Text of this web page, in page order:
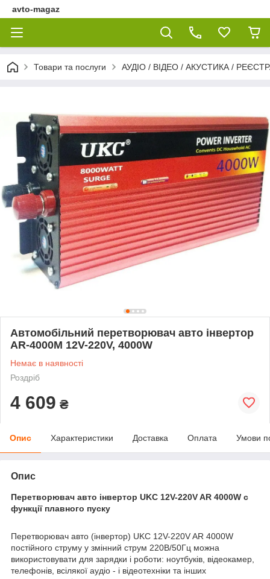
avto-magaz
Товари та послуги АУДІО / ВІДЕО / АКУСТИКА /
Автомобільний перетворювач авто інвертор
AR-4000M 12V-220V, 4000W
Немає в наявності
Роздріб
4 609 ₴
Опис Характеристики Доставка Оплата Умови
Опис
Перетворювач авто інвертор UKC 12V-220V AR 4000W c
функції плавного пуску
Перетворювач авто (інвертор) UKC 12V-220V AR 4000W
постійного струму у змінний струм 220В/50Гц можна
використовувати для зарядки і роботи: ноутбуків, відеокамер,
телефонів, всілякої аудіо - і відеотехніки та інших